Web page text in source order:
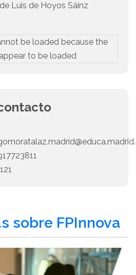
Luis de Hoyos Sáinz
be loaded because the
to be loaded
sobre FPInnova